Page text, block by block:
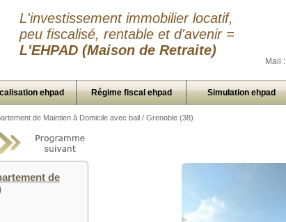
L'investissement immobilier locatif,
peu fiscalisé, rentable et d'avenir =
L'EHPAD (Maison de Retraite)
Mail :
ehpad Régime fiscal ehpad Simulation ehpad
de Maintien à Domicile avec bail / Grenoble (38)
de